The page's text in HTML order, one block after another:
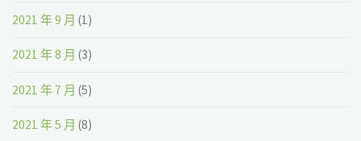
2021 年 9 月 (1)
2021 年 8 月 (3)
2021 年 7 月 (5)
2021 年 5 月 (8)